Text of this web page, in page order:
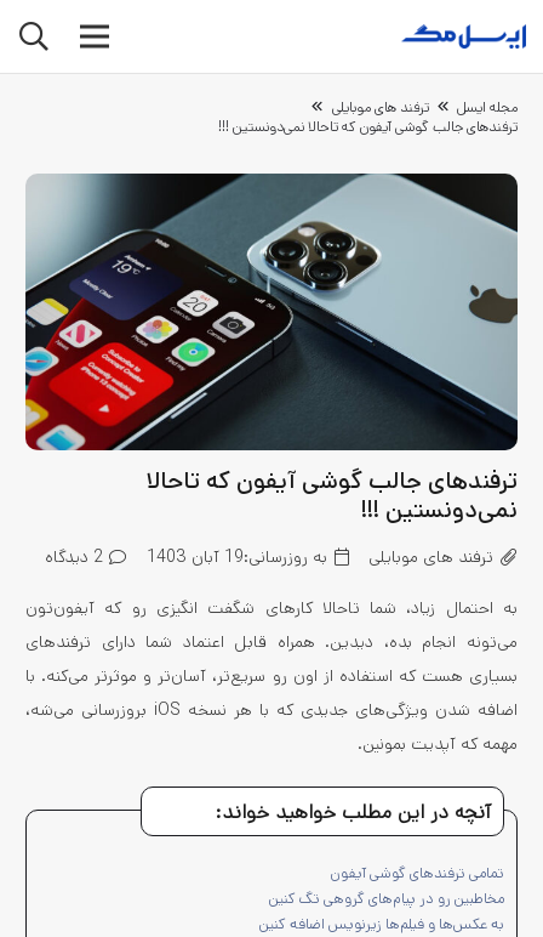
مجله ایسل
ترفند های موبایلی
ترفندهای جالب گوشی آیفون که تاحالا نمی‌دونستین !!!
ترفندهای جالب گوشی آیفون که تاحالا
نمی‌دونستین !!!
ترفند های موبایلی به روزرسانی:19 آبان 1403 2 دیدگاه
به احتمال زیاد، شما تاحالا کارهای شگفت انگیزی رو که آیفون‌تون
می‌تونه انجام بده، دیدین. همراه قابل اعتماد شما دارای ترفندهای
بسیاری هست که استفاده از اون رو سریع‌تر، آسان‌تر و موثرتر می‌کنه. با
اضافه شدن ویژگی‌های جدیدی که با هر نسخه iOS بروزرسانی می‌شه،
مهمه که آپدیت بمونین.
آنچه در این مطلب خواهید خواند:
تمامی ترفندهای گوشی آیفون
مخاطبین رو در پیام‌های گروهی تگ کنین
به عکس‌ها و فیلم‌ها زیرنویس اضافه کنین